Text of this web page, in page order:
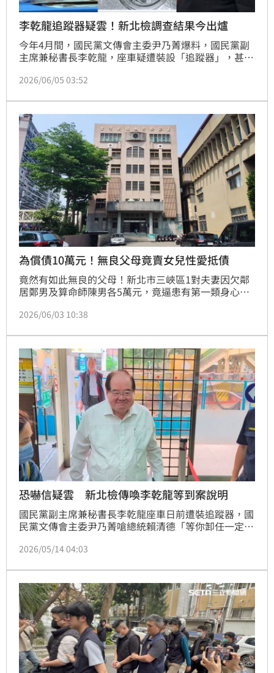
李乾龍追蹤器疑雲！新北檢調查結果今出爐
今年4月間，國民黨文傳會主委尹乃菁爆料，國民黨副
主席兼秘書長李乾龍，座車疑遭裝設「追蹤器」，甚至
主動提告。新北地檢署介入偵辦，由黑金專組檢察官分
分，因儀器已丟失，欠缺合法告訴之訴訟要件；關於恐
嚇信件部分，因該匿名信件已銷毀，查無特定人員涉有
恐嚇危害安全犯行。
2026/06/05 03:52
為償債10萬元！無良父母竟賣女兒性愛抵債
竟然有如此無良的父母！新北市三峽區1對夫妻因欠鄰
居鄭男及算命師陳男各5萬元，竟逼患有第一類身心障
姨發現報案，這對夫妻被新北地檢署依違反「人口販運
境，使人從事有對價性交罪及刑法妨害風化罪嫌，起訴
這對夫妻，而鄭男及陳男則被依強制性交罪嫌起訴。
2026/06/03 10:38
恐嚇信疑雲 新北檢傳喚李乾龍等到案說明
國民黨副主席兼秘書長李乾龍座車日前遭裝追蹤器，國
民黨文傳會主委尹乃菁嗆總統賴清德「等你卸任一定會
介入偵辦。但李乾隆表示追蹤器已被丟棄沒有報案意
（14日）傳喚李乾龍、尹乃菁到案說明，2人均對案情
不多談，僅李乾龍面帶微笑稱「沒事」，之後離開時對
媒體笑稱：「「檢察官報告是我太太裝的。」
2026/05/14 04:03